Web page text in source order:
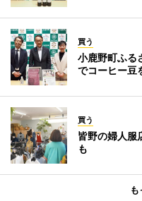
買う
小鹿野町ふ
でコーヒー豆
買う
皆野の婦人
も
も